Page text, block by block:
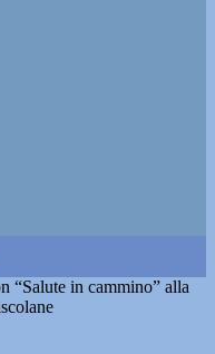
“Salute in cammino” alla